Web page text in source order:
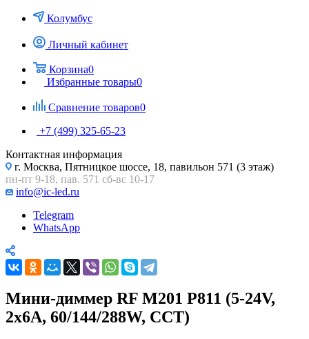
Колумбус
Личный кабинет
Корзина0
Избранные товары0
Сравнение товаров0
+7 (499) 325-65-23
Контактная информация
г. Москва, Пятницкое шоссе, 18, павильон 571 (3 этаж)
пн-пт 9-18, пав. 571 сб-вс 10-17
info@ic-led.ru
Telegram
WhatsApp
Мини-диммер RF M201 P811 (5-24V,
2х6А, 60/144/288W, CCT)